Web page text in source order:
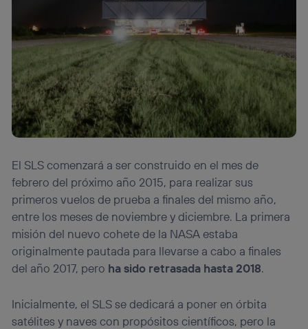
El SLS comenzará a ser construido en el mes de
febrero del próximo año 2015, para realizar sus
primeros vuelos de prueba a finales del mismo año,
entre los meses de noviembre y diciembre. La primera
misión del nuevo cohete de la NASA estaba
originalmente pautada para llevarse a cabo a finales
del año 2017, pero ha sido retrasada hasta 2018.
Inicialmente, el SLS se dedicará a poner en órbita
satélites y naves con propósitos científicos, pero la